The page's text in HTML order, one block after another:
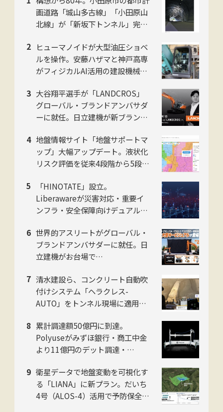
画道路「城山多古線」「小田原山
北線」が「新坂下トンネル」完成
ヒューマノイドが大型油圧ショベ
ルを操作。安藤ハザマと神戸高専
がフィジカルAI活用の建設機械自
大谷翔平選手が「LANDCROS」
グローバル・ブランドアンバサダ
ーに就任。日立建機が新ブランド
地盤情報サイト「地盤サポートマ
ップ」大幅アップデート。液状化
リスク評価を従来4段階から5段階
社
「HINOTATE」設立。
Liberawareが災害対応・重要イ
ンフラ・安全保障向けデュアルユ
立
世界的アスリートがグローバル・
ブランドアンバサダーに就任。日
立建機がお台場で
発表・巨大油圧ショベル乗車体験
も
清水建設ら、コンクリート自動吹
付けシステム「ヘラクレス-
AUTO」をトンネル現場に適用。
し、均質な自動吹付けを実現
累計調達額50億円に到達。
Polyuseがみずほ銀行・商工中金
より11億円のデット調達・
進化を加速
衛星データで地盤変動を可視化す
る「LIANA」に新プラン。だいち
4号（ALOS-4）活用で予防保全を